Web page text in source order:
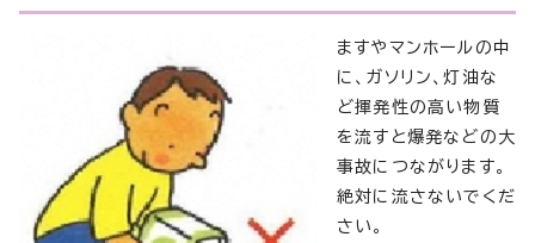
ますやマンホールの中
に、ガソリン、灯油な
ど揮発性の高い物質
を流すと爆発などの大
事故につながります。
絶対に流さないでくだ
さい。